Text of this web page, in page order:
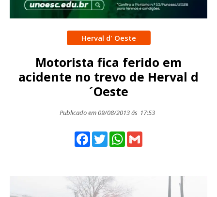
Herval d' Oeste
Motorista fica ferido em
acidente no trevo de Herval d
´Oeste
Publicado em 09/08/2013 ás 17:53
Facebook
TwitterWhatsApp